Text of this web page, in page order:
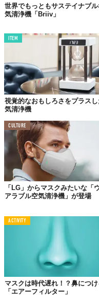
組み合わることで、体調や
できるというわけ。
例えば、都会や工業地帯に
をチョイス。さらに、アレ
世界でもっともサステイナブ
気清浄機「Briiv」
ITEM
視覚的なおもしろさをプラス
気清浄機
CULTURE
「LG」からマスクみたいな「
アラブル空気清浄機」が登場
ACTIVITY
マスクは時代遅れ！？鼻につけ
「エアーフィルター」